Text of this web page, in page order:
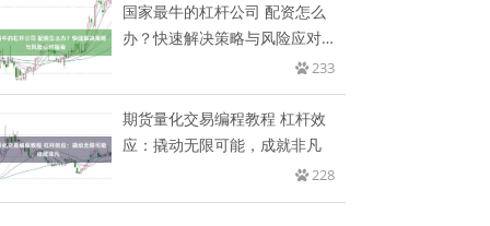
国家最牛的杠杆公司 配资怎么
办？快速解决策略与风险应对指
233
期货量化交易编程教程 杠杆效
应：撬动无限可能，成就非凡
228